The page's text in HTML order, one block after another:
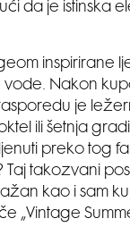
da je istinska
inspirirane
vode. Nakon
je
ili šetnja
preko tog
takozvani
kao i sam
„Vintage